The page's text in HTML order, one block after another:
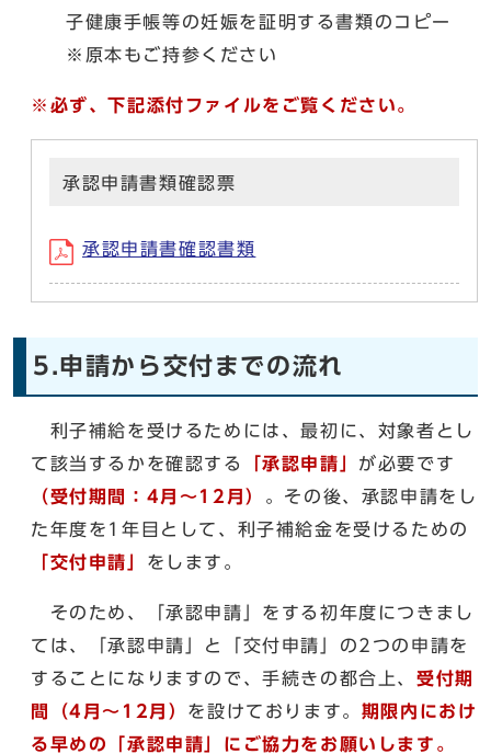
子健康手帳等の妊娠を証明する書類のコピー
※原本もご持参ください
※必ず、下記添付ファイルをご覧ください。
承認申請書類確認票
承認申請書確認書類
5.申請から交付までの流れ
利子補給を受けるためには、最初に、対象者とし
て該当するかを確認する
「承認申請」 が必要です
（受付期間：4月～12月） 。その後、承認申請をし
た年度を1年目として、利子補給金を受けるための
「交付申請」 をします。
そのため、「承認申請」をする初年度につきまし
ては、「承認申請」と「交付申請」の2つの申請を
することになりますので、手続きの都合上、受付期
間（4月～12月） を設けております。 期限内におけ
る早めの「承認申請」にご協力をお願いします。